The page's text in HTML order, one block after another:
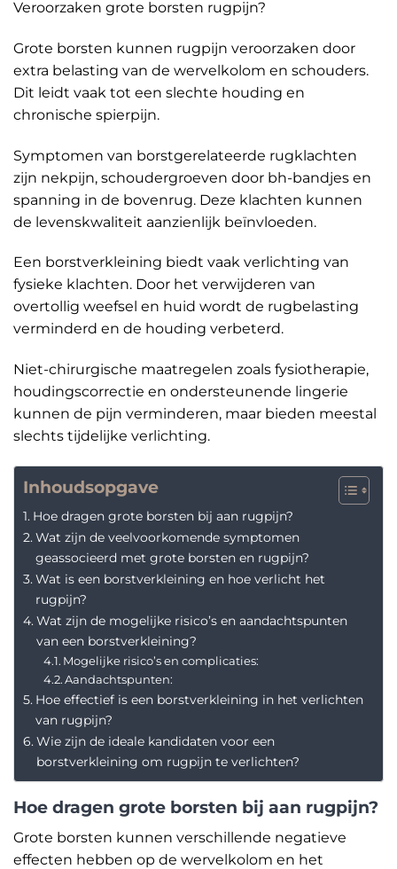
Veroorzaken grote borsten rugpijn?
Grote borsten kunnen rugpijn veroorzaken door
extra belasting van de wervelkolom en schouders.
Dit leidt vaak tot een slechte houding en
chronische spierpijn.
Symptomen van borstgerelateerde rugklachten
zijn nekpijn, schoudergroeven door bh-bandjes en
spanning in de bovenrug. Deze klachten kunnen
de levenskwaliteit aanzienlijk beïnvloeden.
Een borstverkleining biedt vaak verlichting van
fysieke klachten. Door het verwijderen van
overtollig weefsel en huid wordt de rugbelasting
verminderd en de houding verbeterd.
Niet-chirurgische maatregelen zoals fysiotherapie,
houdingscorrectie en ondersteunende lingerie
kunnen de pijn verminderen, maar bieden meestal
slechts tijdelijke verlichting.
Inhoudsopgave
Hoe dragen grote borsten bij aan rugpijn?
Wat zijn de veelvoorkomende symptomen
geassocieerd met grote borsten en rugpijn?
Wat is een borstverkleining en hoe verlicht het
rugpijn?
Wat zijn de mogelijke risico’s en aandachtspunten
van een borstverkleining?
Mogelijke risico’s en complicaties:
Aandachtspunten:
Hoe effectief is een borstverkleining in het verlichten
van rugpijn?
Wie zijn de ideale kandidaten voor een
borstverkleining om rugpijn te verlichten?
Hoe dragen grote borsten bij aan rugpijn?
Grote borsten kunnen verschillende negatieve
effecten hebben op de wervelkolom en het